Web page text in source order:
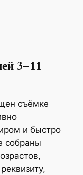
3–11
съёмке
и быстро
собраны